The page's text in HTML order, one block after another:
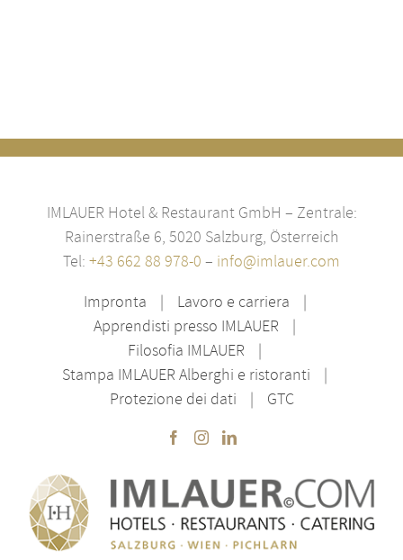
IMLAUER Hotel & Restaurant GmbH – Zentrale:
Rainerstraße 6, 5020 Salzburg, Österreich
Tel: +43 662 88 978-0 – info@imlauer.com
Impronta
Lavoro e carriera
Apprendisti presso IMLAUER
Filosofia IMLAUER
Stampa IMLAUER Alberghi e ristoranti
Protezione dei dati
GTC